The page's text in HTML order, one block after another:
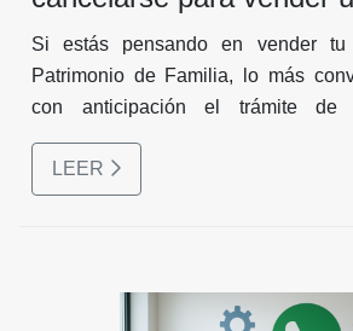
Si estás pensando en vender
Patrimonio de Familia, lo más
con anticipación el trámite de
garantizas que tu inmueble esté
jurídicas y listo para ser negociado
LEER